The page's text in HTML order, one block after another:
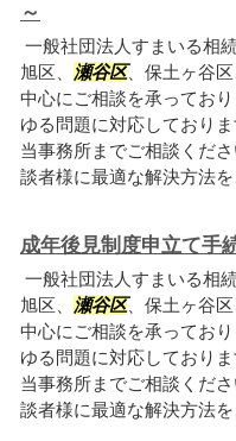
～
一般社団法人すまいる相
旭区、 瀬谷区、保土ヶ谷
中心にご相談を承ってお
ゆる問題に対応しており
当事務所までご相談くだ
談者様に最適な解決方法
成年後見制度申立て手
一般社団法人すまいる相
旭区、 瀬谷区、保土ヶ谷
中心にご相談を承ってお
ゆる問題に対応しており
当事務所までご相談くだ
談者様に最適な解決方法